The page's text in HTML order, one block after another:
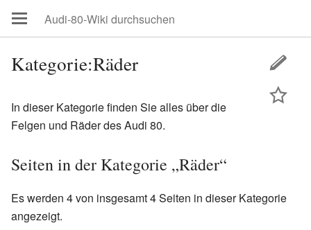
Kategorie:Räder
In dieser Kategorie finden Sie alles über die
Felgen und Räder des Audi 80.
Seiten in der Kategorie „Räder“
Es werden 4 von insgesamt 4 Seiten in dieser Kategorie
angezeigt.